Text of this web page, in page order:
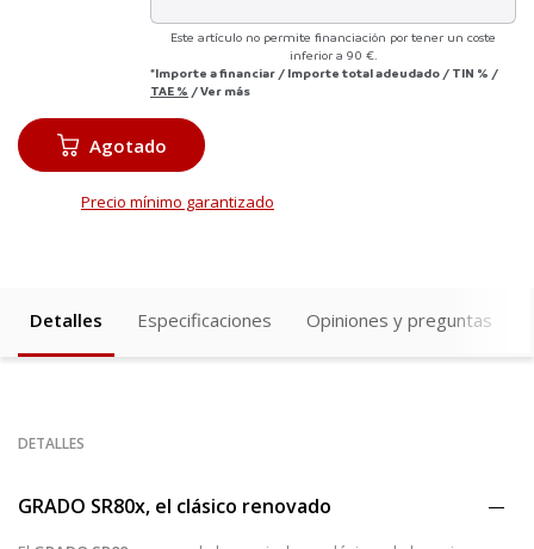
Este artículo no permite financiación por tener un coste
inferior a 90 €.
*Importe a financiar / Importe total adeudado / TIN % /
TAE % /Ver más
Agotado
Precio mínimo garantizado
Detalles Especificaciones Opiniones y preguntas
DETALLES
GRADO SR80x, el clásico renovado